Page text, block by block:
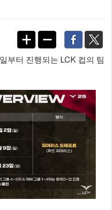
부터 진행되는 LCK 컵의 팀